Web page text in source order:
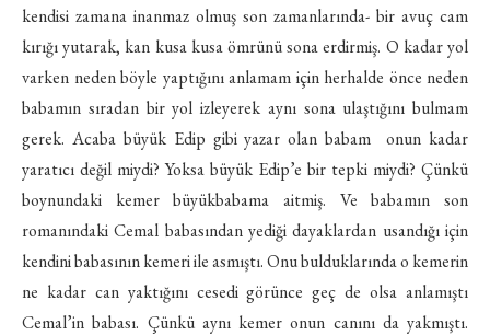
kendisi zamana inanmaz olmuş son zamanlarında- bir avuç cam
kırığı yutarak, kan kusa kusa ömrünü sona erdirmiş. O kadar yol
varken neden böyle yaptığını anlamam için herhalde önce neden
babamın sıradan bir yol izleyerek aynı sona ulaştığını bulmam
gerek. Acaba büyük Edip gibi yazar olan babam onun kadar
yaratıcı değil miydi? Yoksa büyük Edip’e bir tepki miydi? Çünkü
boynundaki kemer büyükbabama aitmiş. Ve babamın son
romanındaki Cemal babasından yediği dayaklardan usandığı için
kendini babasının kemeri ile asmıştı. Onu bulduklarında o kemerin
ne kadar can yaktığını cesedi görünce geç de olsa anlamıştı
Cemal’in babası. Çünkü aynı kemer onun canını da yakmıştı.